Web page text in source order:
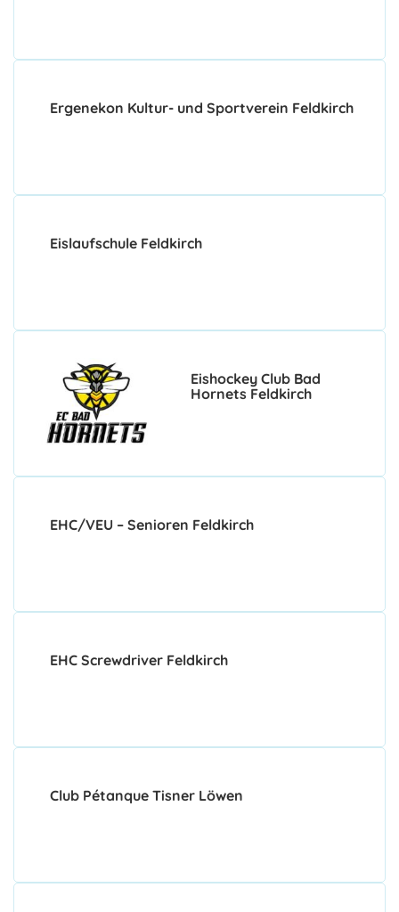
Ergenekon Kultur- und Sportverein Feldkirch
Eislaufschule Feldkirch
Eishockey Club Bad
Hornets Feldkirch
EHC/VEU – Senioren Feldkirch
EHC Screwdriver Feldkirch
Club Pétanque Tisner Löwen